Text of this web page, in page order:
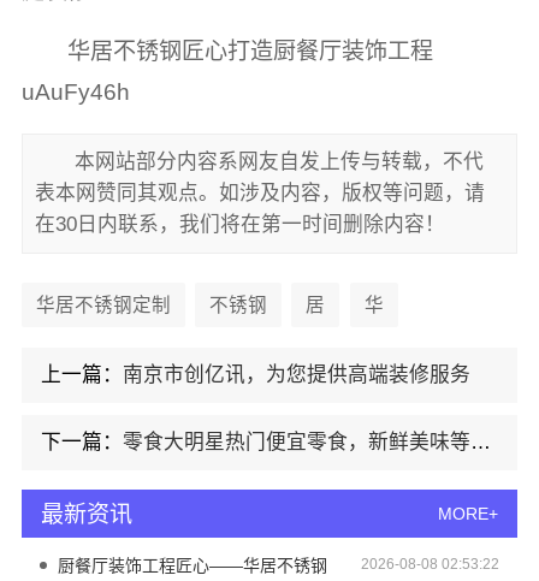
华居不锈钢匠心打造厨餐厅装饰工程
uAuFy46h
本网站部分内容系网友自发上传与转载，不代
表本网赞同其观点。如涉及内容，版权等问题，请
在30日内联系，我们将在第一时间删除内容！
华居不锈钢定制 不锈钢 居 华
上一篇： 南京市创亿讯，为您提供高端装修服务
下一篇：零食大明星热门便宜零食，新鲜美味等你来选
最新资讯 MORE+
厨餐厅装饰工程匠心——华居不锈钢 2026-08-08 02:53:22